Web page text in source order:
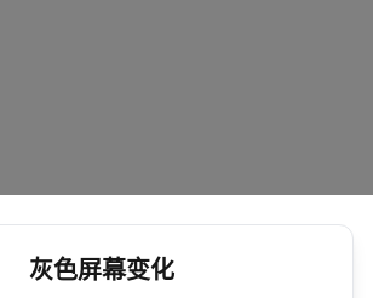
灰色屏幕变化